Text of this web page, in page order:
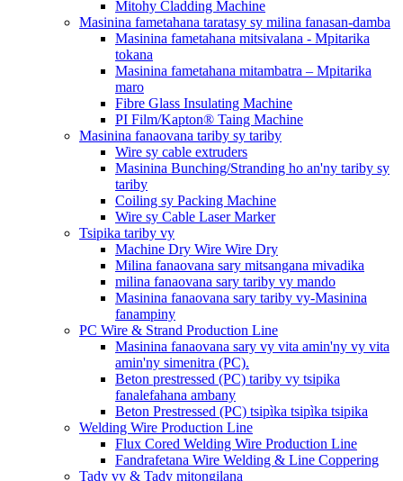
Mitohy Cladding Machine
Masinina fametahana taratasy sy milina fanasan-damba
Masinina fametahana mitsivalana - Mpitarika
tokana
Masinina fametahana mitambatra – Mpitarika
maro
Fibre Glass Insulating Machine
PI Film/Kapton® Taing Machine
Masinina fanaovana tariby sy tariby
Wire sy cable extruders
Masinina Bunching/Stranding ho an'ny tariby sy
tariby
Coiling sy Packing Machine
Wire sy Cable Laser Marker
Tsipika tariby vy
Machine Dry Wire Wire Dry
Milina fanaovana sary mitsangana mivadika
milina fanaovana sary tariby vy mando
Masinina fanaovana sary tariby vy-Masinina
fanampiny
PC Wire & Strand Production Line
Masinina fanaovana sary vy vita amin'ny vy vita
amin'ny simenitra (PC).
Beton prestressed (PC) tariby vy tsipika
fanalefahana ambany
Beton Prestressed (PC) tsipìka tsipìka tsipika
Welding Wire Production Line
Flux Cored Welding Wire Production Line
Fandrafetana Wire Welding & Line Coppering
Tady vy & Tady mitongilana